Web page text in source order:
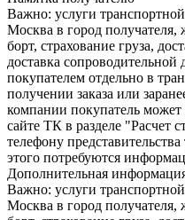
Важно: услуги
Москва в город получателя,
борт, страхование груза,
доставка
покупателем отдельно в
получении заказа или
компании покупатель может
сайте ТК в разделе "Расчет
телефону
этого потребуются
Дополнительная
Важно: услуги
Москва в город получателя,